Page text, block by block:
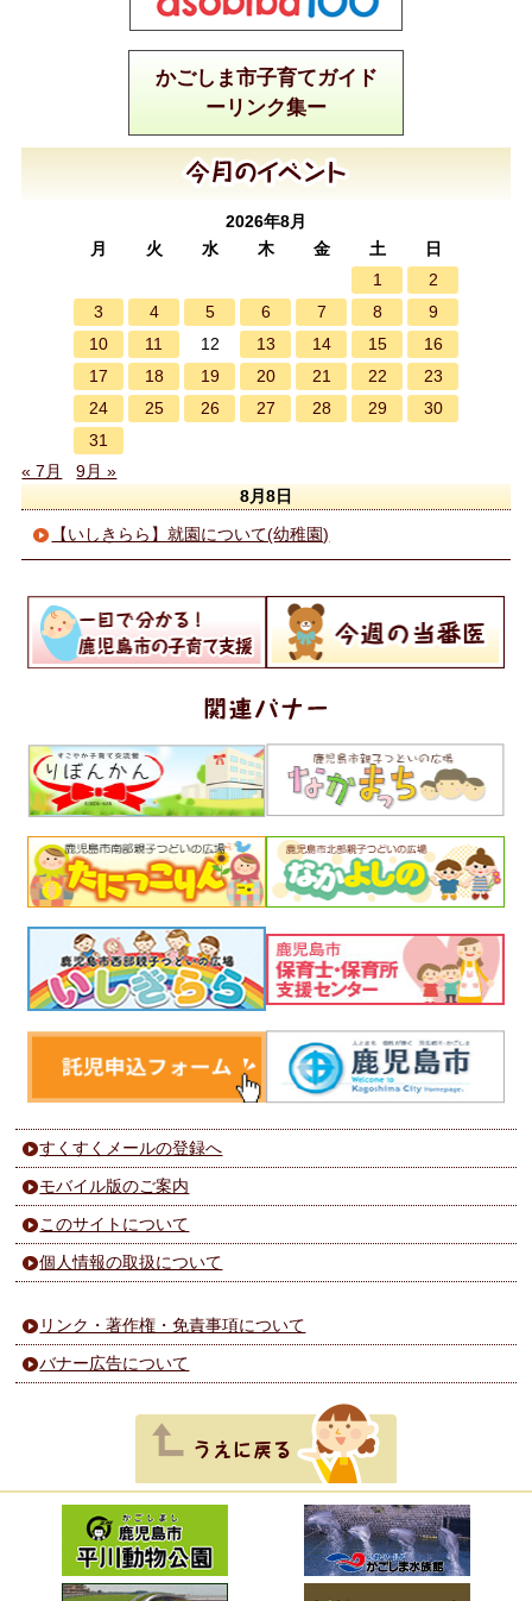
かごしま市子育てガイド
ーリンク集ー
2026年8月
月
火 水 木 金 土
日
1
2
3
4 5 6 7 8
9
10
11 12 13 14 15
16
17
18 19 20 21 22
23
24
25 26 27 28 29
30
31
« 7月
9月 »
8月8日
【いしきらら】就園について(幼稚園)
すくすくメールの登録へ
モバイル版のご案内
このサイトについて
個人情報の取扱について
リンク・著作権・免責事項について
バナー広告について